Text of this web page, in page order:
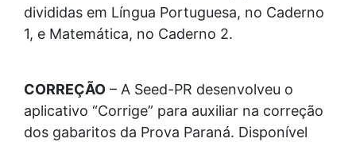
divididas em Língua Portuguesa, no Caderno
1, e Matemática, no Caderno 2.
CORREÇÃO – A Seed-PR desenvolveu o
aplicativo “Corrige” para auxiliar na correção
dos gabaritos da Prova Paraná. Disponível